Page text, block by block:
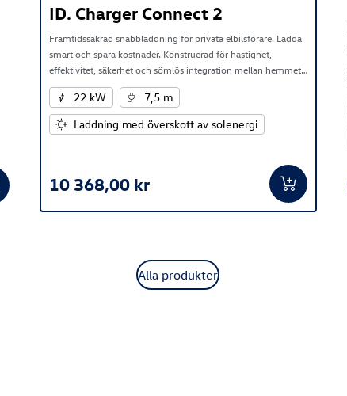
ID. Charger Connect 2
Framtidssäkrad snabbladdning för privata elbilsförare. Ladda
smart och spara kostnader. Konstruerad för hastighet,
effektivitet, säkerhet och sömlös integration mellan hemmet
och elbilen.
22 kW
7,5 m
Laddning med överskott av solenergi
10 368,00 kr
Alla produkter